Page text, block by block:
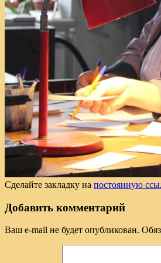
Сделайте закладку на постоянную
Добавить комментарий
Ваш e-mail не будет опубликован.